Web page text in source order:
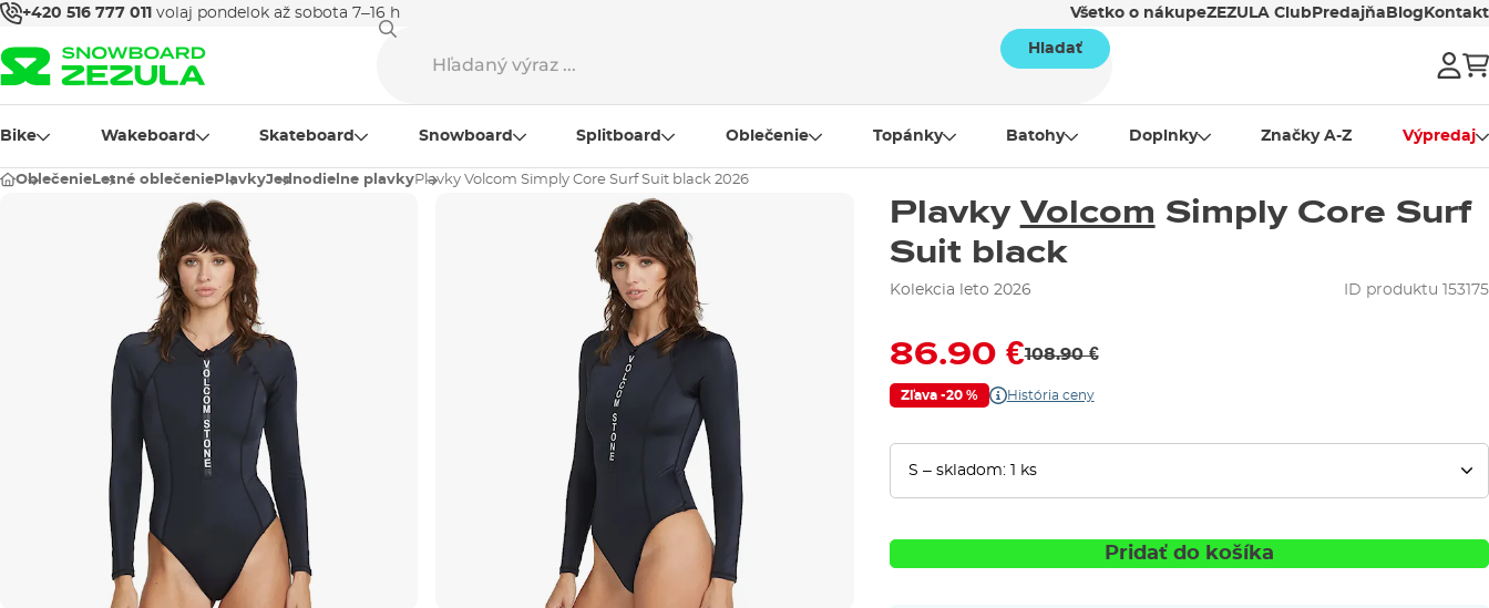
+420 516 777 011 volaj pondelok až sobota 7–16 h Všetko o nákupeZEZULA Club Predajňa Blog Kontakt
Hladať
Bike Wakeboard Skateboard Snowboard Splitboard Oblečenie Topánky Batohy Doplnky Značky A-Z Výpredaj
Oblečenie Letné oblečenie PlavkyJednodielne plavkyPlavky Volcom Simply Core Surf Suit black 2026
Plavky Volcom Simply Core Surf
Suit black
Kolekcia leto 2026 ID produktu 153175
86.90 €108.90 €
Zľava -20 % História ceny
Pridať do košíka